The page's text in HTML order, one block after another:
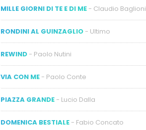
MILLE GIORNI DI TE E DI ME - Claudio Baglioni
RONDINI AL GUINZAGLIO - Ultimo
REWIND - Paolo Nutini
VIA CON ME - Paolo Conte
PIAZZA GRANDE - Lucio Dalla
DOMENICA BESTIALE - Fabio Concato